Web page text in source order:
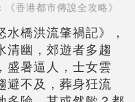
香港都市傳說全攻略》
橋洪流肇禍記》，
清幽，郊遊者多趨
盛暑逼人，士女雲
避不及，葬身狅流